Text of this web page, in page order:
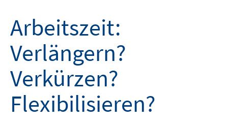
Arbeitszeit:
Verlängern?
Verkürzen?
Flexibilisieren?